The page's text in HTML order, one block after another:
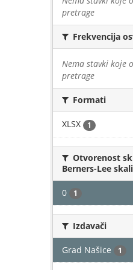
pretrage
Frekvencija
Nema stavki koje
pretrage
Formati
XLSX 1
Otvorenost
Berners-Lee skali
0 1
Izdavači
Grad Našice 1